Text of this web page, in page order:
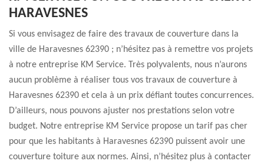
HARAVESNES
Si vous envisagez de faire des travaux de couverture dans la
ville de Haravesnes 62390 ; n’hésitez pas à remettre vos projets
à notre entreprise KM Service. Très polyvalents, nous n’aurons
aucun problème à réaliser tous vos travaux de couverture à
Haravesnes 62390 et cela à un prix défiant toutes concurrences.
D’ailleurs, nous pouvons ajuster nos prestations selon votre
budget. Notre entreprise KM Service propose un tarif pas cher
pour que les habitants à Haravesnes 62390 puissent avoir une
couverture toiture aux normes. Ainsi, n’hésitez plus à contacter